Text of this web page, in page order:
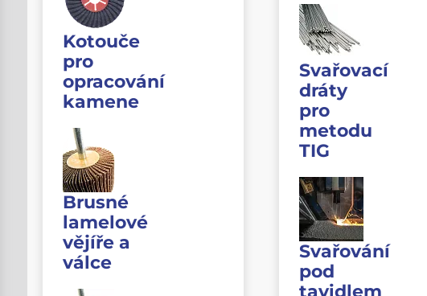
Kotouče
pro
opracování
kamene
Brusné
lamelové
vějíře a
válce
Svařovací
dráty
pro
metodu
TIG
Svařování
pod